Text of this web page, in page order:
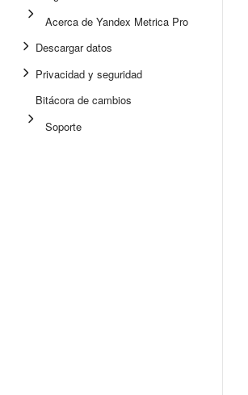
Acerca de Yandex Metrica Pro
Descargar datos
Privacidad y seguridad
Bitácora de cambios
Soporte